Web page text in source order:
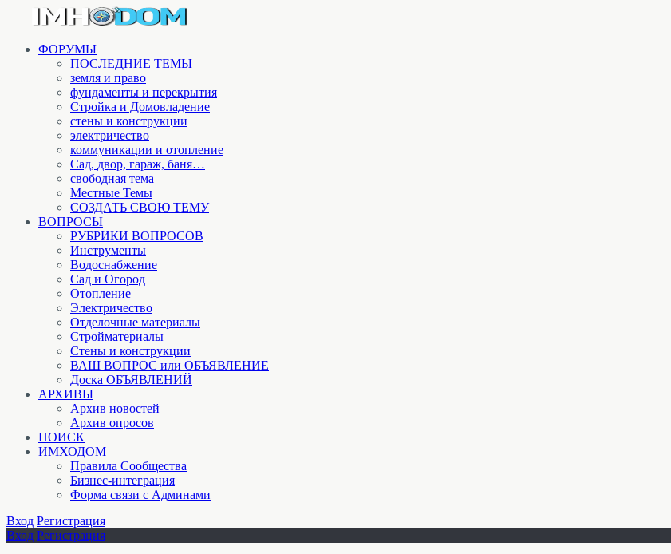
ФОРУМЫ
ПОСЛЕДНИЕ ТЕМЫ
земля и право
фундаменты и перекрытия
Стройка и Домовладение
стены и конструкции
электричество
коммуникации и отопление
Cад, двор, гараж, баня…
свободная тема
Местные Темы
СОЗДАТЬ СВОЮ ТЕМУ
ВОПРОСЫ
РУБРИКИ ВОПРОСОВ
Инструменты
Водоснабжение
Сад и Огород
Отопление
Электричество
Отделочные материалы
Стройматериалы
Стены и конструкции
ВАШ ВОПРОС или ОБЪЯВЛЕНИЕ
Доска ОБЪЯВЛЕНИЙ
АРХИВЫ
Архив новостей
Архив опросов
ПОИСК
ИМХОДОМ
Правила Сообщества
Бизнес-интеграция
Форма связи с Админами
Вход Регистрация
Вход Регистрация